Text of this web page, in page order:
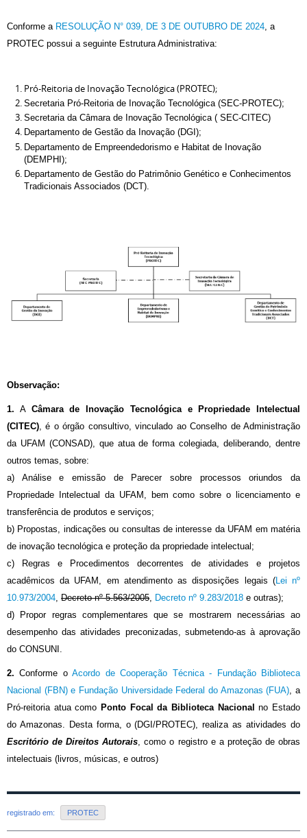
Conforme a RESOLUÇÃO N° 039, DE 3 DE OUTUBRO DE 2024, a
PROTEC possui a seguinte Estrutura Administrativa:
Pró-Reitoria de Inovação Tecnológica (PROTEC);
Secretaria Pró-Reitoria de Inovação Tecnológica (SEC-PROTEC);
Secretaria da Câmara de Inovação Tecnológica ( SEC-CITEC)
Departamento de Gestão da Inovação (DGI);
Departamento de Empreendedorismo e Habitat de Inovação
(DEMPHI);
Departamento de Gestão do Patrimônio Genético e Conhecimentos
Tradicionais Associados (DCT).
Observação:
1. A Câmara de Inovação Tecnológica e Propriedade Intelectual
(CITEC), é o órgão consultivo, vinculado ao Conselho de Administração
da UFAM (CONSAD), que atua de forma colegiada, deliberando, dentre
outros temas, sobre:
a) Análise e emissão de Parecer sobre processos oriundos da
Propriedade Intelectual da UFAM, bem como sobre o licenciamento e
transferência de produtos e serviços;
b) Propostas, indicações ou consultas de interesse da UFAM em matéria
de inovação tecnológica e proteção da propriedade intelectual;
c) Regras e Procedimentos decorrentes de atividades e projetos
acadêmicos da UFAM, em atendimento as disposições legais (Lei nº
10.973/2004, Decreto nº 5.563/2005, Decreto nº 9.283/2018 e outras);
d) Propor regras complementares que se mostrarem necessárias ao
desempenho das atividades preconizadas, submetendo-as à aprovação
do CONSUNI.
2. Conforme oAcordo de Cooperação Técnica - Fundação Biblioteca
Nacional (FBN) e Fundação Universidade Federal do Amazonas (FUA), a
Pró-reitoria atua como Ponto Focal da Biblioteca Nacional no Estado
do Amazonas. Desta forma, o (DGI/PROTEC), realiza as atividades do
Escritório de Direitos Autorais, como o registro e a proteção de obras
intelectuais (livros, músicas, e outros)
registrado em: PROTEC